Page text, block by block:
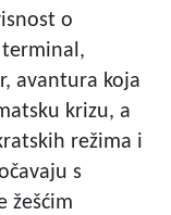
o
avantura koja
krizu, a
režima i
s
žešćim